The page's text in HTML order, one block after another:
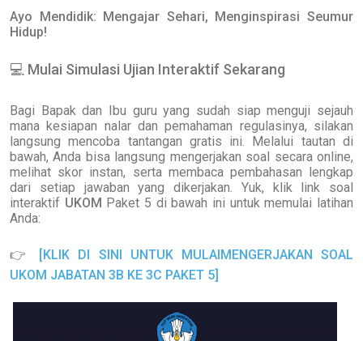
Ayo Mendidik: Mengajar Sehari, Menginspirasi Seumur
Hidup!
💻 Mulai Simulasi Ujian Interaktif Sekarang
Bagi Bapak dan Ibu guru yang sudah siap menguji sejauh
mana kesiapan nalar dan pemahaman regulasinya, silakan
langsung mencoba tantangan gratis ini. Melalui tautan di
bawah, Anda bisa langsung mengerjakan soal secara online,
melihat skor instan, serta membaca pembahasan lengkap
dari setiap jawaban yang dikerjakan. Yuk, klik link soal
interaktif UKOM Paket 5 di bawah ini untuk memulai latihan
Anda:
👉
[KLIK DI SINI UNTUK MULAIMENGERJAKAN SOAL
UKOM JABATAN 3B KE 3C PAKET 5]